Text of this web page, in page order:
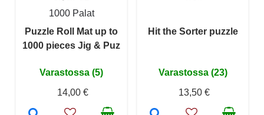
1000 Palat
Puzzle Roll Mat up to
1000 pieces Jig & Puz
Varastossa (5)
14,00 €
Hit the Sorter puzzle
Varastossa (23)
13,50 €